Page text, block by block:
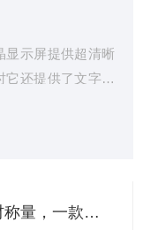
显示屏提供超清晰
它还提供了文字提
西班牙语四种语
查称重，百分比
，全金属外壳，
能等。艾德姆衡器
从珠宝鉴定到药材称量，一款便携式天平的多重用途